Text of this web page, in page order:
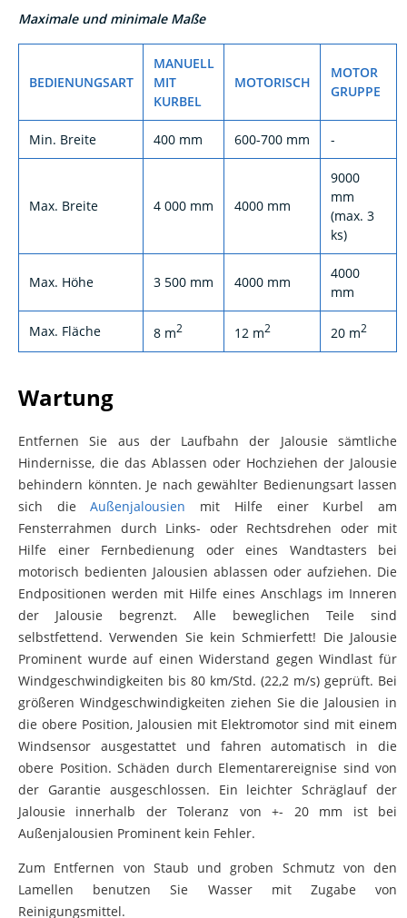
MANUELL
MIT
KURBEL
GRUPPE
Min. Breite 400 mm 600-700 mm -
9000
mm
(max. 3
ks)
4000
mm
2 2 2
Wartung
Hindernisse, die das Ablassen oder Hochziehen der Jalousie
behindern könnten. Je nach gewählter Bedienungsart lassen
sich dieAußenjalousienmit Hilfe einer Kurbel am
Fensterrahmen durch Links- oder Rechtsdrehen oder mit
Hilfe einer Fernbedienung oder eines Wandtasters bei
motorisch bedienten Jalousien ablassen oder aufziehen. Die
Endpositionen werden mit Hilfe eines Anschlags im Inneren
der Jalousie begrenzt. Alle beweglichen Teile sind
selbstfettend. Verwenden Sie kein Schmierfett! Die Jalousie
Prominent wurde auf einen Widerstand gegen Windlast für
Windgeschwindigkeiten bis 80 km/Std. (22,2 m/s) geprüft. Bei
größeren Windgeschwindigkeiten ziehen Sie die Jalousien in
die obere Position, Jalousien mit Elektromotor sind mit einem
Windsensor ausgestattet und fahren automatisch in die
obere Position. Schäden durch Elementarereignise sind von
der Garantie ausgeschlossen. Ein leichter Schräglauf der
Jalousie innerhalb der Toleranz von +- 20 mm ist bei
Außenjalousien Prominent kein Fehler.
Lamellen benutzen Sie Wasser mit Zugabe von
Reinigungsmittel.